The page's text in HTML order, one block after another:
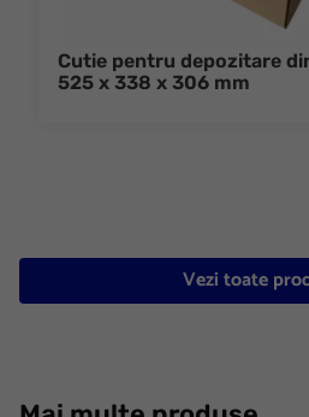
Cutie pentru depozitare
525 x 338 x 306 mm
Vezi toate